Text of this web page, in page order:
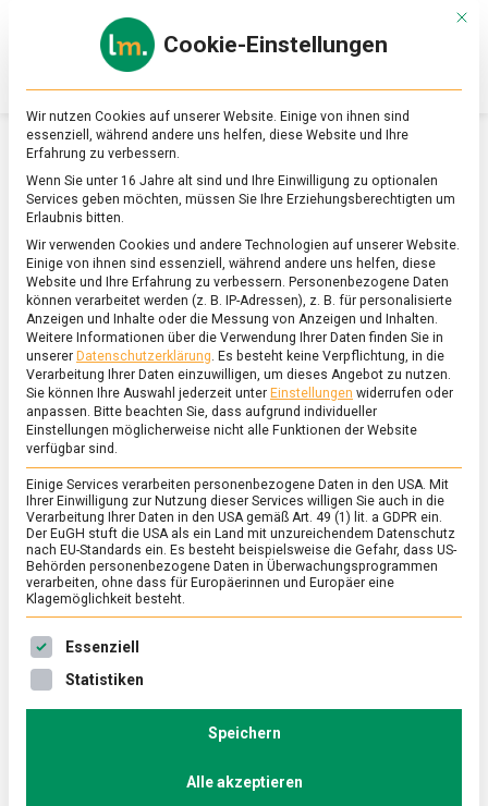
Online-
Magazin
zu
&
Ernährung
SCHLAGWORT:FOOD INNOVATION CAMP
ERNÄHRUNG & GESUNDHEIT /FEATURED
Wieder den Löwen zum Fraß
vorgeworfen: das Food Innovation
Camp ’26
26. Juni 2026
Heute noch in Hamburg, vielleicht morgen schon im
heimischen Supermarktregal. Beim achten Food
Mit
Cookie-Einstellungen
Wir nutzen Cookies auf unserer Website. Einige von ihnen sind
essenziell, während andere uns helfen, diese Website und Ihre
Erfahrung zu verbessern.
Wenn Sie unter 16 Jahre alt sind und Ihre Einwilligung zu optionalen
Services geben möchten, müssen Sie Ihre Erziehungsberechtigten um
Erlaubnis bitten.
Wir verwenden Cookies und andere Technologien auf unserer Website.
Einige von ihnen sind essenziell, während andere uns helfen, diese
Website und Ihre Erfahrung zu verbessern. Personenbezogene Daten
können verarbeitet werden (z. B. IP-Adressen), z. B. für personalisierte
Anzeigen und Inhalte oder die Messung von Anzeigen und Inhalten.
Weitere Informationen über die Verwendung Ihrer Daten finden Sie in
unserer Datenschutzerklärung. Es besteht keine Verpflichtung, in die
Verarbeitung Ihrer Daten einzuwilligen, um dieses Angebot zu nutzen.
Sie können Ihre Auswahl jederzeit unter Einstellungen widerrufen oder
anpassen. Bitte beachten Sie, dass aufgrund individueller
Einstellungen möglicherweise nicht alle Funktionen der Website
verfügbar sind.
Einige Services verarbeiten personenbezogene Daten in den USA. Mit
Ihrer Einwilligung zur Nutzung dieser Services willigen Sie auch in die
Verarbeitung Ihrer Daten in den USA gemäß Art. 49 (1) lit. a GDPR ein.
Der EuGH stuft die USA als ein Land mit unzureichendem Datenschutz
nach EU-Standards ein. Es besteht beispielsweise die Gefahr, dass US-
Behörden personenbezogene Daten in Überwachungsprogrammen
verarbeiten, ohne dass für Europäerinnen und Europäer eine
Klagemöglichkeit besteht.
Es folgt eine Liste der Service-Gruppen, für die eine
Essenziell
Statistiken
Speichern
Alle akzeptieren